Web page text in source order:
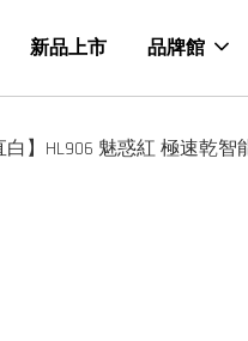
新品上市 品牌館
直白】HL906 魅惑紅 極速乾